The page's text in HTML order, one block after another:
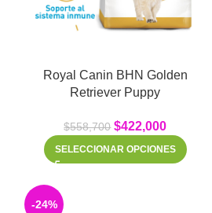
Royal Canin BHN Golden
Retriever Puppy
$558,700 $422,000
SELECCIONAR OPCIONES
-24%